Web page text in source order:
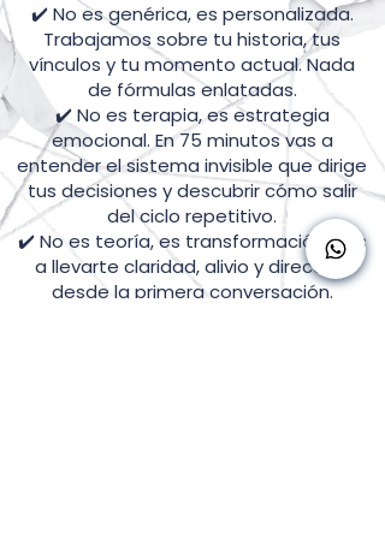
✔️No es genérica, es personalizada.
Trabajamos sobre tu historia, tus
vínculos y tu momento actual. Nada
de fórmulas enlatadas.
✔️ No es terapia, es estrategia
emocional. En 75 minutos vas a
entender el sistema invisible que dirige
tus decisiones y descubrir cómo salir
del ciclo repetitivo.
✔️ No es teoría, es transformación. Vas
a llevarte claridad, alivio y dirección
desde la primera conversación.